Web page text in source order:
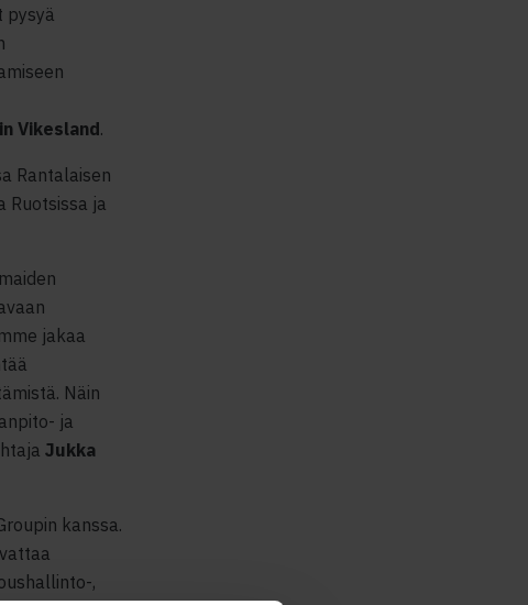
pysyä
Vikesland.
Rantalaisen
Ruotsissa ja
jakaa
Näin
ja
Jukka
kanssa.
,